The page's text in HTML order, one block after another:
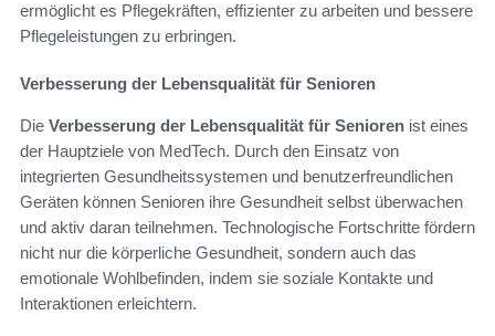
ermöglicht es Pflegekräften, effizienter zu arbeiten und bessere
Pflegeleistungen zu erbringen.
Verbesserung der Lebensqualität für Senioren
Die Verbesserung der Lebensqualität für Senioren ist eines
der Hauptziele von MedTech. Durch den Einsatz von
integrierten Gesundheitssystemen und benutzerfreundlichen
Geräten können Senioren ihre Gesundheit selbst überwachen
und aktiv daran teilnehmen. Technologische Fortschritte fördern
nicht nur die körperliche Gesundheit, sondern auch das
emotionale Wohlbefinden, indem sie soziale Kontakte und
Interaktionen erleichtern.